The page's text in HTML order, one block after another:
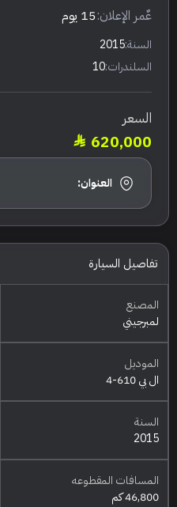
عٌمر الإعلان:15 يوم
السنة:2015
السلندرات:10
السعر
620,000
العنوان:
تفاصيل السيارة
المصنع
لمبرجيني
الموديل
ال بي 610-4
السنة
2015
المسافات المقطوعه
46,800 كم